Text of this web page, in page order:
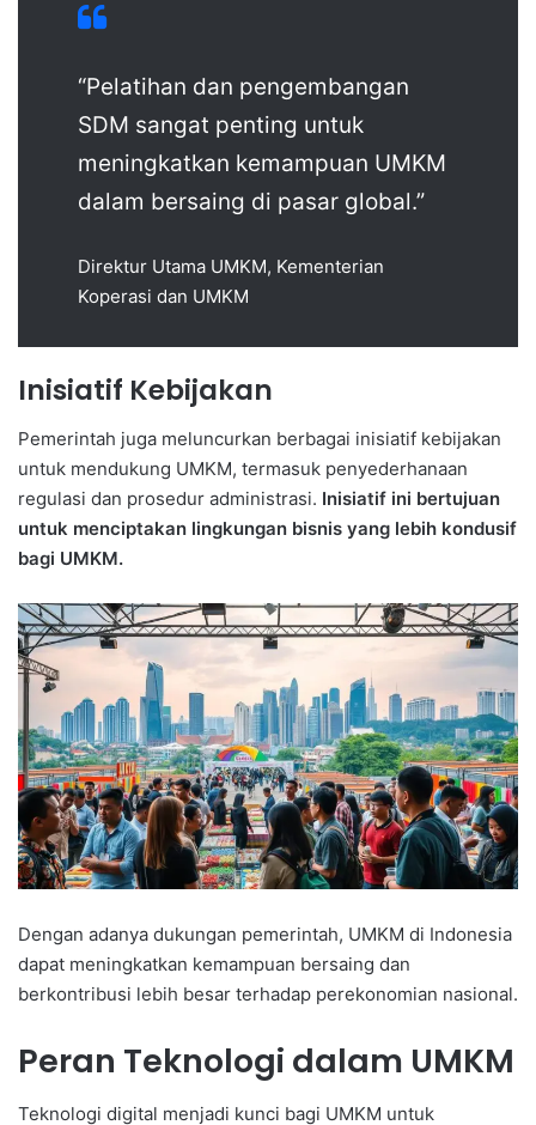
“Pelatihan dan pengembangan
SDM sangat penting untuk
meningkatkan kemampuan UMKM
dalam bersaing di pasar global.”
Direktur Utama UMKM, Kementerian
Koperasi dan UMKM
Inisiatif Kebijakan
Pemerintah juga meluncurkan berbagai inisiatif kebijakan
untuk mendukung UMKM, termasuk penyederhanaan
regulasi dan prosedur administrasi. Inisiatif ini bertujuan
untuk menciptakan lingkungan bisnis yang lebih kondusif
bagi UMKM.
Dengan adanya dukungan pemerintah, UMKM di Indonesia
dapat meningkatkan kemampuan bersaing dan
berkontribusi lebih besar terhadap perekonomian nasional.
Peran Teknologi dalam UMKM
Teknologi digital menjadi kunci bagi UMKM untuk